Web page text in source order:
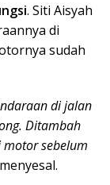
. Siti Aisyah
di
sudah
di jalan
Ditambah
sebelum